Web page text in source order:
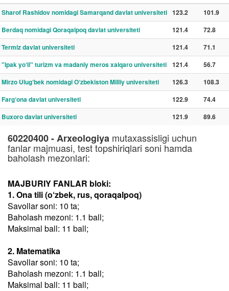
Sharof Rashidov nomidagi Samarqand davlat universiteti 123.2
101.9
Berdaq nomidagi Qoraqalpoq davlat universiteti
121.4
72.8
Termiz davlat universiteti
121.4
71.1
"Ipak yo‘li" turizm va madaniy meros xalqaro universiteti
121.4
56.7
Mirzo Ulug‘bek nomidagi O‘zbekiston Milliy universiteti
126.3
108.3
Farg‘ona davlat universiteti
122.9
74.4
Buxoro davlat universiteti
121.9 89.6
60220400 - Arxeologiya mutaxassisligi uchun
fanlar majmuasi, test topshiriqlari soni hamda
baholash mezonlari:
MAJBURIY FANLAR bloki:
1. Ona tili (o‘zbek, rus, qoraqalpoq)
Savollar soni: 10 ta;
Baholash mezoni: 1.1 ball;
Maksimal ball: 11 ball;
2. Matematika
Savollar soni: 10 ta;
Baholash mezoni: 1.1 ball;
Maksimal ball: 11 ball;